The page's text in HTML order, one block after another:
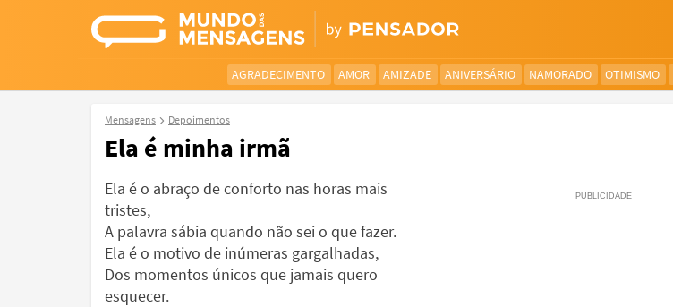
AGRADECIMENTO AMOR AMIZADE ANIVERSÁRIO NAMORADO OTIMISMO
Mensagens Depoimentos
Ela é minha irmã
Ela é o abraço de conforto nas horas mais
tristes,
A palavra sábia quando não sei o que fazer.
Ela é o motivo de inúmeras gargalhadas,
Dos momentos únicos que jamais quero
esquecer.